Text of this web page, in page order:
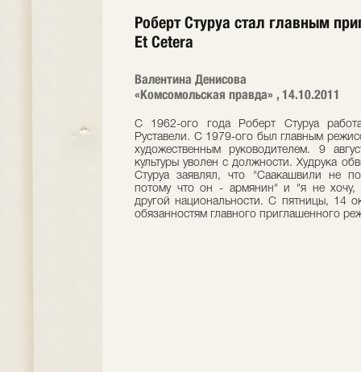
Роберт Стуруа стал главным
Et Cetera
Валентина Денисова
«Комсомольская правда» , 14.10.2011
С 1962-ого года Роберт Стуруа
Руставели. С 1979-ого был главным
художественным руководителем. 9
культуры уволен с должности. Худрука
Стуруа заявлял, что "Саакашвили не
потому что он - армянин" и "я не хочу,
другой национальности. С пятницы, 14
обязанностям главного приглашенного